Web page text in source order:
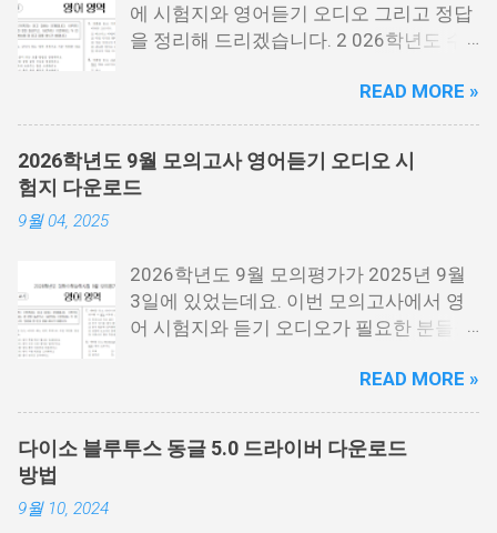
에 시험지와 영어듣기 오디오 그리고 정답
을 정리해 드리겠습니다. 2 026학년도 수
행한 시험 을 말하는데요. 2026년에 대학
에 들어가는 분들이 보는 시험입니다. 시험
지 필요한 분들은 아래 PDF파일을 다운로
드 받을 수 있습니다. 홀수랑 짝수가 나누
어져 있기 때문에 필요한 각각 필요한 분들
수] 수능 영어 짝수.pdf 수능 영어듣기 음성
수능 영어 정답지 수능 영어 정답지 수능
영어듣기 대본.pdf 영어듣기 대본.pdf 영어
시면 점3개를 눌르면 다운로드를 받을 수
있는 버튼이 나옵니다. 이걸 눌르시면 됩니
다. 수능 영어듣기.MP3 📌 2026학년도 수
READ MORE »
2026학년도 9월 모의고사 영어듣기 오디오 시
험지 다운로드
9월 04, 2025
2026학년도 9월 모의평가가 2025년 9월
3일에 있었는데요. 이번 모의고사에서 영
어 시험지와 듣기 오디오가 필요한 분들을
분들 모두 응원합니다. 이번 시험은 수능시
험전에 마지막 모의고사 시험으로 수능을
보는 분들에게 아주 중요한 시험입니다. 저
같은 경우에도 9월 시험은 수능때까지 여
READ MORE »
다이소 블루투스 동글 5.0 드라이버 다운로드
방법
9월 10, 2024